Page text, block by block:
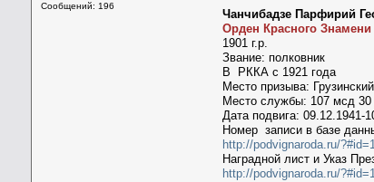
Сообщений: 196
Чанчибадзе Парфирий
Орден Красного Знамени
1901 г.р.
Звание: полковник
В РККА с 1921 года
Место призыва:
Место службы: 107 мсд
Дата подвига: 09.12.1941-
Номер записи в базе
http://podvignaroda.ru/
Наградной лист и Указ
http://podvignaroda.ru/